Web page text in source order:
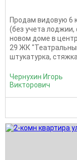
Продам видовую 6 к
(без учета лоджии,
новом доме в
29 ЖК
штукатурка,
Чернухин Игорь
Викторович